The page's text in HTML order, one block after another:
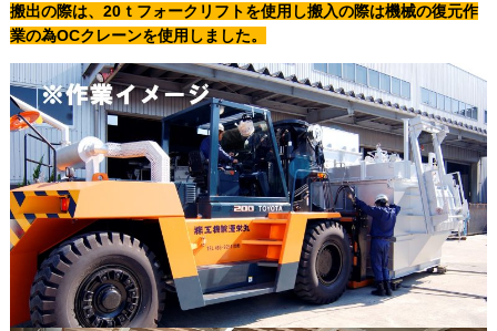
搬出の際は、20ｔフォークリフトを使用し搬入の際は機械の復元作
業の為OCクレーンを使用しました。